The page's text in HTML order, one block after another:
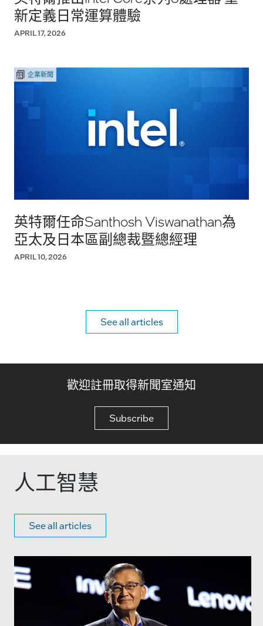
新定義日常運算體驗
APRIL 17, 2026
企業新聞
英特爾任命Santhosh Viswanathan為
亞太及日本區副總裁暨總經理
APRIL 10, 2026
See all articles
歡迎註冊取得新聞室通知
Subscribe
人工智慧
See all articles